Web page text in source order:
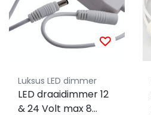
Luksus LED dimmer
LED draaidimmer 12
& 24 Volt max 8